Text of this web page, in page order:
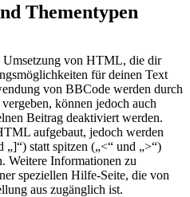
Thementypen
Umsetzung von HTML, die dir
für deinen Text
von BBCode werden durch
können jedoch auch
Beitrag deaktiviert werden.
aufgebaut, jedoch werden
„]“) statt spitzen („<“ und „>“)
Weitere Informationen zu
speziellen Hilfe-Seite, die von
aus zugänglich ist.